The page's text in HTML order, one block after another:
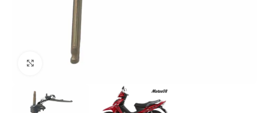
Click to enlarge